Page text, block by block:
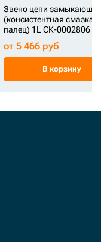
Звено цепи замыкающее
(консистентная смазка,
палец) 1L СК-0002806
от 5 466 руб
В корзину